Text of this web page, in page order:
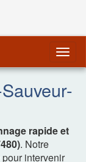
rapide et
. Notre
intervenir